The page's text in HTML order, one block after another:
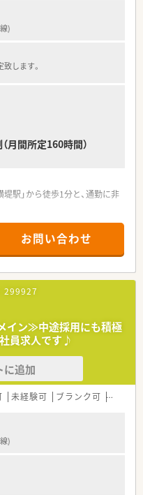
れており、リフレッシュ休暇
生活を両立しやすい環境で
ループ店舗からヘルプ体制が
負担が過度になることはありま
した処方箋の調剤および監
な日々の業務内容となりま
組んでおり、居宅や施設への
える重要な役割を担っていま
ているため、薬剤師は機械で
歴管理に集中することができ
)
します。
月間所定160時間）
駅」から徒歩1分と、通勤に非
程度で、薬剤師常勤1名、パ
す。
年俸420万円から550万円の
年俸制（12分割支給）を採用し
最高50万円）、育児短時間勤
されています。
日と祝日に加えて他1日がお
暇5日付与され、有給休暇と
です。
れるため、サービス残業の心
お問い合わせ
299927
イン≫中途採用にも積極
員求人です♪
に追加
未経験可 ブランク可 住宅補
)